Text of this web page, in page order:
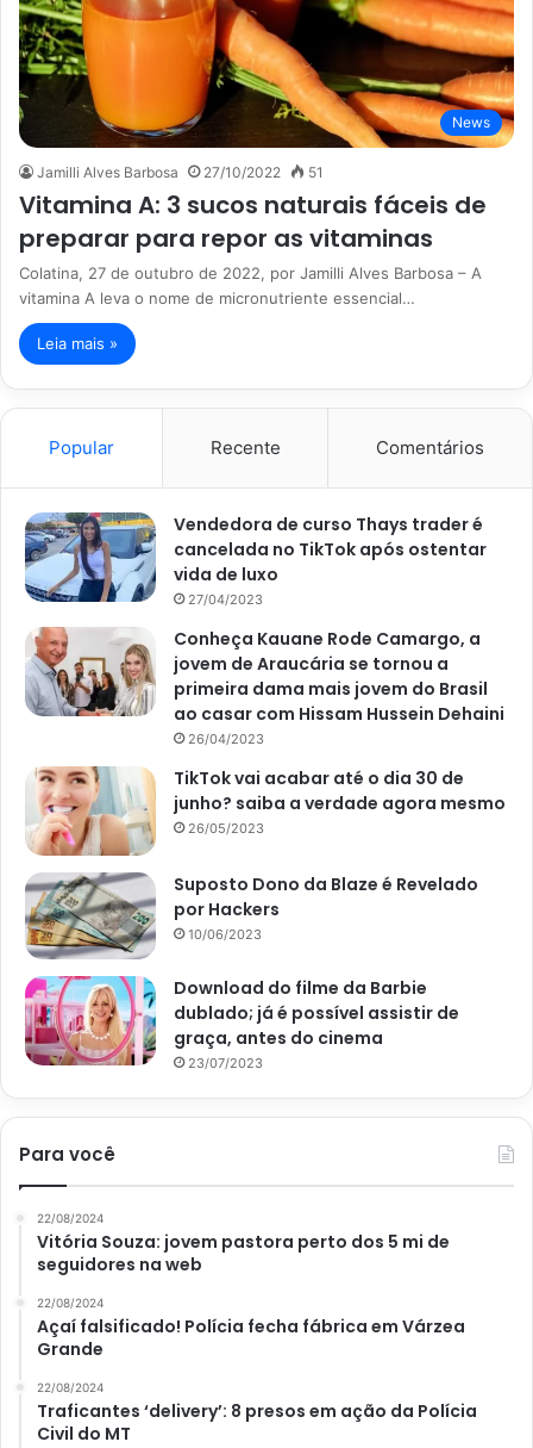
News
Jamilli Alves Barbosa 27/10/2022 51
Vitamina A: 3 sucos naturais fáceis de
preparar para repor as vitaminas
Colatina, 27 de outubro de 2022, por Jamilli Alves Barbosa – A
vitamina A leva o nome de micronutriente essencial…
Leia mais »
Popular Recente Comentários
Vendedora de curso Thays trader é
cancelada no TikTok após ostentar
vida de luxo
27/04/2023
Conheça Kauane Rode Camargo, a
jovem de Araucária se tornou a
primeira dama mais jovem do Brasil
ao casar com Hissam Hussein Dehaini
26/04/2023
TikTok vai acabar até o dia 30 de
junho? saiba a verdade agora mesmo
26/05/2023
Suposto Dono da Blaze é Revelado
por Hackers
10/06/2023
Download do filme da Barbie
dublado; já é possível assistir de
graça, antes do cinema
23/07/2023
Para você
22/08/2024
Vitória Souza: jovem pastora perto dos 5 mi de
seguidores na web
22/08/2024
Açaí falsificado! Polícia fecha fábrica em Várzea
Grande
22/08/2024
Traficantes ‘delivery’: 8 presos em ação da Polícia
Civil do MT